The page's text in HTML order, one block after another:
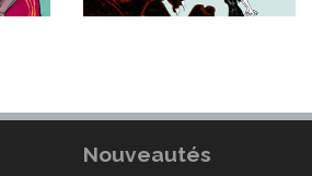
Nouveautés